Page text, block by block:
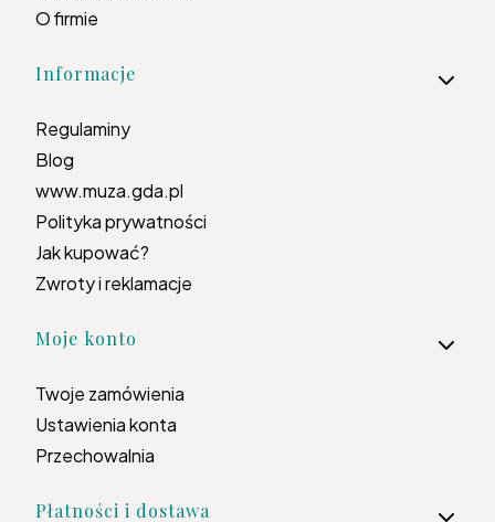
O firmie
Informacje
Regulaminy
Blog
www.muza.gda.pl
Polityka prywatności
Jak kupować?
Zwroty i reklamacje
Moje konto
Twoje zamówienia
Ustawienia konta
Przechowalnia
Płatności i dostawa